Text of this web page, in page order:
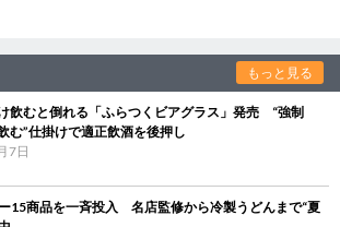
もっと見る
飲むと倒れる「ふらつくビアグラス」発売 “強制
む”仕掛けで適正飲酒を後押し
7日
15商品を一斉投入 名店監修から冷製うどんまで“夏